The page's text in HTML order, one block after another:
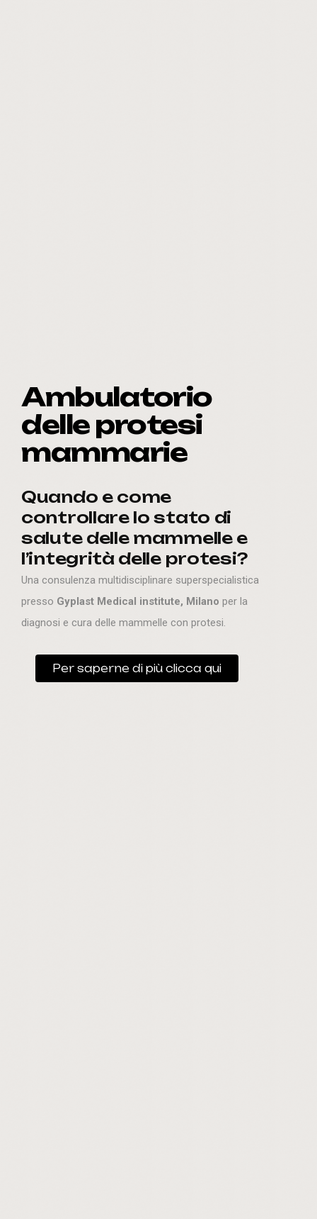
Ambulatorio
delle protesi
mammarie
Quando e come
controllare lo stato di
salute delle mammelle e
l’integrità delle protesi?
Una consulenza multidisciplinare superspecialistica
presso Gyplast Medical institute, Milano per la
diagnosi e cura delle mammelle con protesi.
Per saperne di più clicca qui